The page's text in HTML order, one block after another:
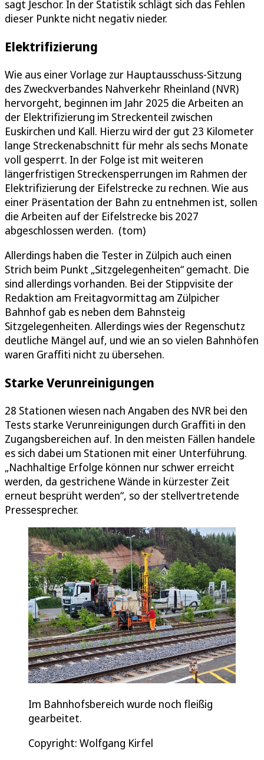
sagt Jeschor. In der Statistik schlägt sich das Fehlen
dieser Punkte nicht negativ nieder.
Elektrifizierung
Wie aus einer Vorlage zur Hauptausschuss-Sitzung
des Zweckverbandes Nahverkehr Rheinland (NVR)
hervorgeht, beginnen im Jahr 2025 die Arbeiten an
der Elektrifizierung im Streckenteil zwischen
Euskirchen und Kall. Hierzu wird der gut 23 Kilometer
lange Streckenabschnitt für mehr als sechs Monate
voll gesperrt. In der Folge ist mit weiteren
längerfristigen Streckensperrungen im Rahmen der
Elektrifizierung der Eifelstrecke zu rechnen. Wie aus
einer Präsentation der Bahn zu entnehmen ist, sollen
die Arbeiten auf der Eifelstrecke bis 2027
abgeschlossen werden. (tom)
Allerdings haben die Tester in Zülpich auch einen
Strich beim Punkt „Sitzgelegenheiten“ gemacht. Die
sind allerdings vorhanden. Bei der Stippvisite der
Redaktion am Freitagvormittag am Zülpicher
Bahnhof gab es neben dem Bahnsteig
Sitzgelegenheiten. Allerdings wies der Regenschutz
deutliche Mängel auf, und wie an so vielen Bahnhöfen
waren Graffiti nicht zu übersehen.
Starke Verunreinigungen
28 Stationen wiesen nach Angaben des NVR bei den
Tests starke Verunreinigungen durch Graffiti in den
Zugangsbereichen auf. In den meisten Fällen handele
es sich dabei um Stationen mit einer Unterführung.
„Nachhaltige Erfolge können nur schwer erreicht
werden, da gestrichene Wände in kürzester Zeit
erneut besprüht werden“, so der stellvertretende
Pressesprecher.
Im Bahnhofsbereich wurde noch fleißig
gearbeitet.
Copyright: Wolfgang Kirfel